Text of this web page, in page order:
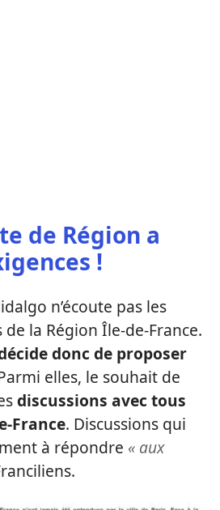
de Région a
!
n’écoute pas les
la Région Île-de-France.
donc de proposer
elles, le souhait de
discussions avec tous
France. Discussions qui
à répondre « aux